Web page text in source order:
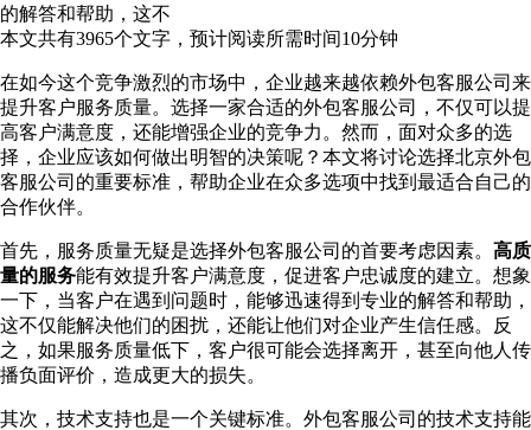
的解答和帮助，这不
本文共有3965个文字，预计阅读所需时间10分钟
在如今这个竞争激烈的市场中，企业越来越依赖外包客服公司来
提升客户服务质量。选择一家合适的外包客服公司，不仅可以提
高客户满意度，还能增强企业的竞争力。然而，面对众多的选
择，企业应该如何做出明智的决策呢？本文将讨论选择北京外包
客服公司的重要标准，帮助企业在众多选项中找到最适合自己的
合作伙伴。
首先，服务质量无疑是选择外包客服公司的首要考虑因素。 高质
量的服务能有效提升客户满意度，促进客户忠诚度的建立。想象
一下，当客户在遇到问题时，能够迅速得到专业的解答和帮助，
这不仅能解决他们的困扰，还能让他们对企业产生信任感。反
之，如果服务质量低下，客户很可能会选择离开，甚至向他人传
播负面评价，造成更大的损失。
其次，技术支持也是一个关键标准。外包客服公司的技术支持能